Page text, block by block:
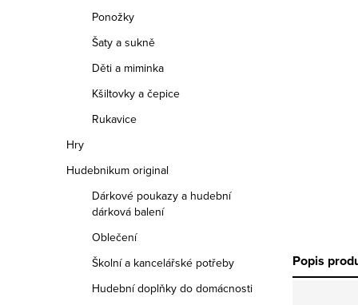
Ponožky
Šaty a sukně
Děti a miminka
Kšiltovky a čepice
Rukavice
Hry
Hudebnikum original
Dárkové poukazy a hudební
dárková balení
Oblečení
Školní a kancelářské potřeby
Hudební doplňky do domácnosti
Popis